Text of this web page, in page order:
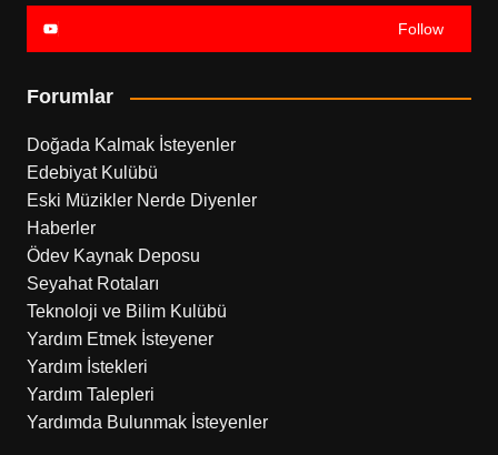
Follow
Forumlar
Doğada Kalmak İsteyenler
Edebiyat Kulübü
Eski Müzikler Nerde Diyenler
Haberler
Ödev Kaynak Deposu
Seyahat Rotaları
Teknoloji ve Bilim Kulübü
Yardım Etmek İsteyener
Yardım İstekleri
Yardım Talepleri
Yardımda Bulunmak İsteyenler